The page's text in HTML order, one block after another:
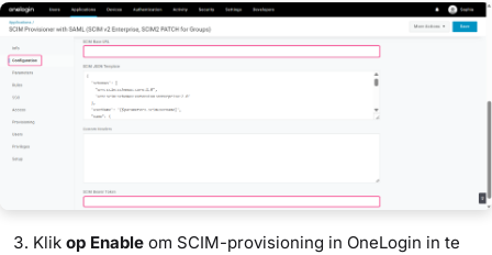
Klik op Enable om SCIM-provisioning in OneLogin in te